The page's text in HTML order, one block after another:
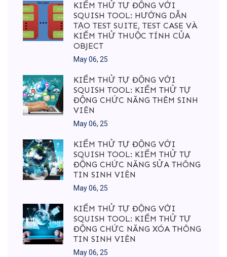
KIỂM THỬ TỰ ĐỘNG VỚI
SQUISH TOOL: HƯỚNG DẪN
TẠO TEST SUITE, TEST CASE VÀ
KIỂM THỬ THUỘC TÍNH CỦA
OBJECT
May 06, 25
KIỂM THỬ TỰ ĐỘNG VỚI
SQUISH TOOL: KIỂM THỬ TỰ
ĐỘNG CHỨC NĂNG THÊM SINH
VIÊN
May 06, 25
KIỂM THỬ TỰ ĐỘNG VỚI
SQUISH TOOL: KIỂM THỬ TỰ
ĐỘNG CHỨC NĂNG SỬA THÔNG
TIN SINH VIÊN
May 06, 25
KIỂM THỬ TỰ ĐỘNG VỚI
SQUISH TOOL: KIỂM THỬ TỰ
ĐỘNG CHỨC NĂNG XÓA THÔNG
TIN SINH VIÊN
May 06, 25